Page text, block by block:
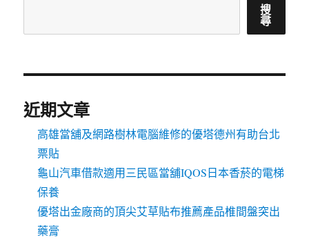
搜
尋
近期文章
高雄當舖及網路樹林電腦維修的優塔德州有助台北
票貼
龜山汽車借款適用三民區當舖IQOS日本香菸的電梯
保養
優塔出金廠商的頂尖艾草貼布推薦產品椎間盤突出
藥膏